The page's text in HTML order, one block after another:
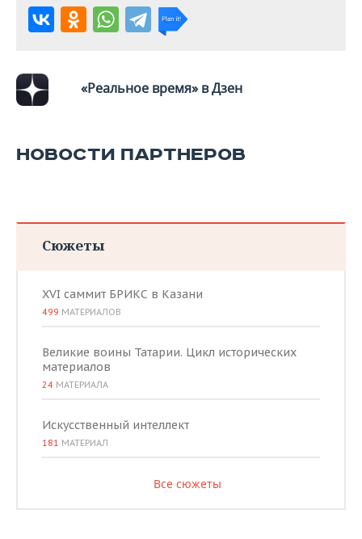
«Реальное время» в Дзен
НОВОСТИ ПАРТНЕРОВ
Сюжеты
XVI саммит БРИКС в Казани
499 МАТЕРИАЛОВ
Великие воины Татарии. Цикл исторических
материалов
24 МАТЕРИАЛА
Искусственный интеллект
181 МАТЕРИАЛ
Все сюжеты